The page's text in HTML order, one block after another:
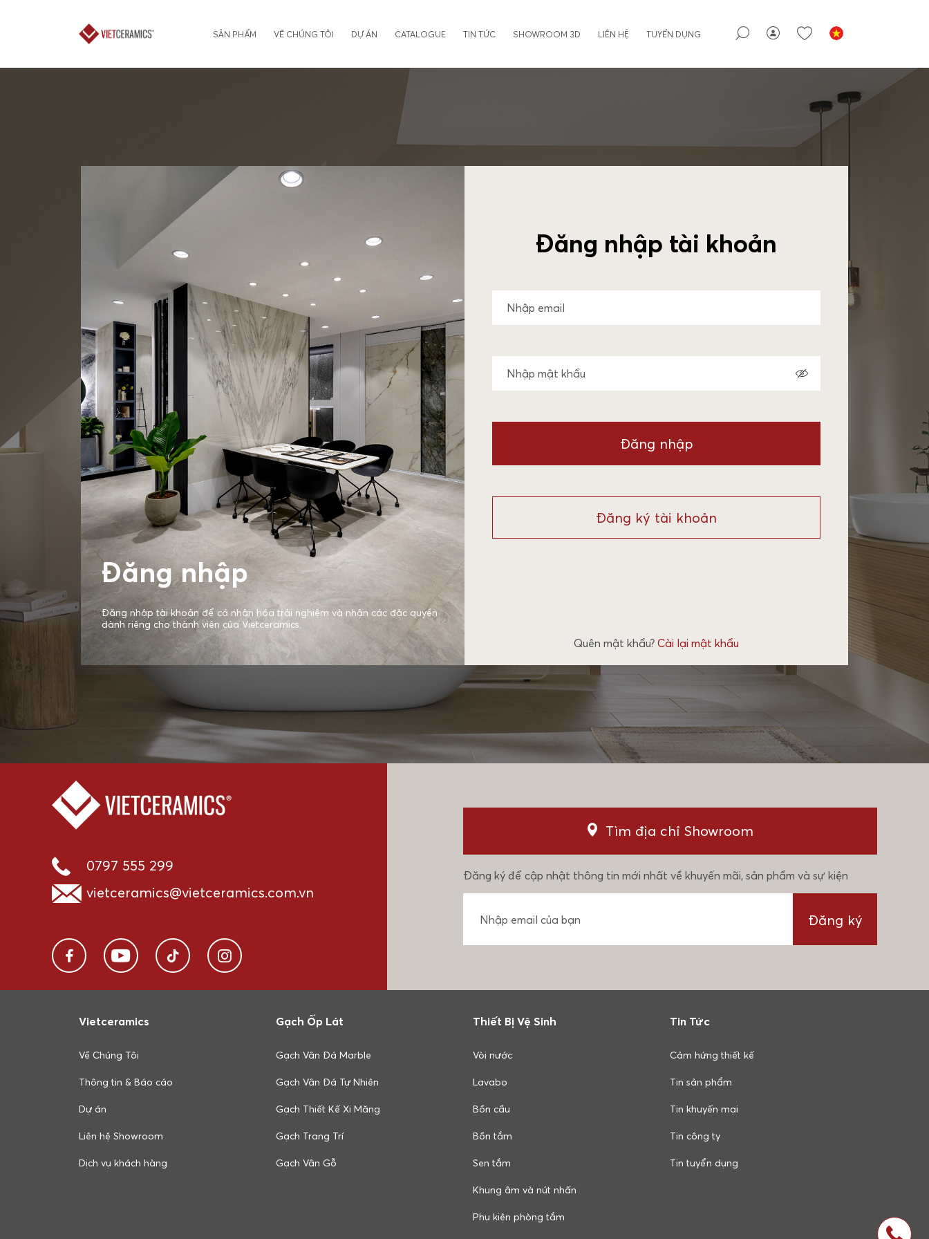
SẢN PHẨM VỀ CHÚNG TÔI DỰ ÁN CATALOGUE TIN TỨC SHOWROOM 3D LIÊN HỆ TUYỂN DỤNG
Đăng nhập
Đăng nhập tài khoản để cá nhân hóa trải nghiệm và nhận các đặc quyền
dành riêng cho thành viên của Vietceramics.
Đăng nhập tài khoản
Đăng nhập
Đăng ký tài khoản
Quên mật khẩu? Cài lại mật khẩu
0797 555 299
vietceramics@vietceramics.com.vn
Tìm địa chỉ Showroom
Đăng ký để cập nhật thông tin mới nhất về khuyến mãi, sản phẩm và sự kiện
Đăng ký
Vietceramics
Về Chúng Tôi
Thông tin & Báo cáo
Dự án
Liên hệ Showroom
Dịch vụ khách hàng
Gạch Ốp Lát
Gạch Vân Đá Marble
Gạch Vân Đá Tự Nhiên
Gạch Thiết Kế Xi Măng
Gạch Trang Trí
Gạch Vân Gỗ
Thiết Bị Vệ Sinh
Vòi nước
Lavabo
Bồn cầu
Bồn tắm
Sen tắm
Khung âm và nút nhấn
Phụ kiện phòng tắm
Tin Tức
Cảm hứng thiết kế
Tin sản phẩm
Tin khuyến mại
Tin công ty
Tin tuyển dụng